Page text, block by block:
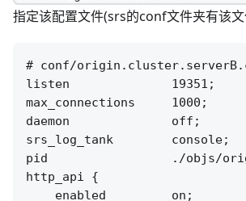
指定该配置文件(srs的conf文件夹有该文
# conf/
listen              19351;
max_connections     1000;
daemon              off;
srs_log_tank        console;
pid                 ./objs/
http_api {
    enabled         on;